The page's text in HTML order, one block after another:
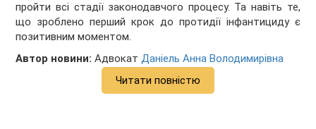
пройти всі стадії законодавчого процесу. Та навіть те,
що зроблено перший крок до протидії інфантициду є
позитивним моментом.
Автор новини: АдвокатДаніель Анна Володимирівна
Читати повністю